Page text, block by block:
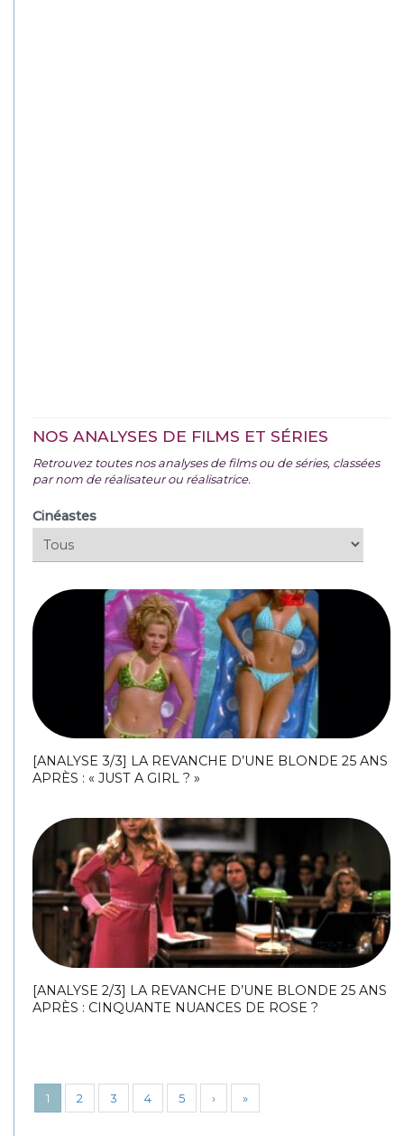
NOS ANALYSES DE FILMS ET SÉRIES
Retrouvez toutes nos analyses de films ou de séries, classées
par nom de réalisateur ou réalisatrice.
Cinéastes
[ANALYSE 3/3] LA REVANCHE D’UNE BLONDE 25 ANS
APRÈS : « JUST A GIRL ? »
[ANALYSE 2/3] LA REVANCHE D’UNE BLONDE 25 ANS
APRÈS : CINQUANTE NUANCES DE ROSE ?
1 2 3 4 5 › »